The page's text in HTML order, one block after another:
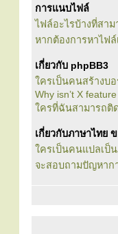
การแนบไฟล์
ไฟล์อะไรบ้างที่สา
หากต้องการหาไฟ
เกี่ยวกับ phpBB3
ใครเป็นคนสร้างบ
Why isn’t X
ใครที่ฉันสามารถติ
เกี่ยวกับภาษาไทย
ใครเป็นคนแปลเป็
จะสอบถามปัญหาก